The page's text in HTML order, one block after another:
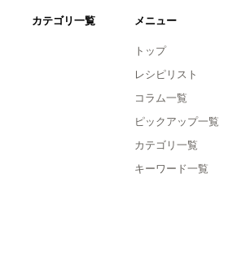
カテゴリ一覧 メニュー
トップ
レシピリスト
コラム一覧
ピックアップ一覧
カテゴリ一覧
キーワード一覧